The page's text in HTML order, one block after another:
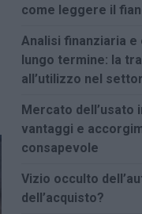
come leggere il
Analisi finanziaria
lungo termine: la
all’utilizzo nel
Mercato dell’usato
vantaggi e
consapevole
Vizio occulto
dell’acquisto?